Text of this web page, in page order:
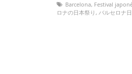
Barcelona, Festival
ロナの日本祭り , バルセロナ